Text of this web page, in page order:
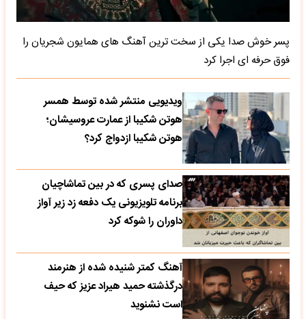
پسر خوش صدا یکی از سخت ترین آهنگ های همایون شجریان را
فوق حرفه ای اجرا کرد
ویدیویی منتشر شده توسط همسر
هوتن شکیبا از عمارت عروسیشان؛
هوتن شکیبا ازدواج کرد؟
صدای پسری که در بین تماشاچیان
برنامه تلویزیونی یک دفعه زد زیر آواز
داوران را شوکه کرد
آهنگ کمتر شنیده شده از هنرمند
درگذشته حمید هیراد عزیز که حیف
است نشنوید